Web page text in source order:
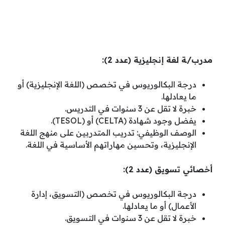
مدرب/ـة لغة إنجليزية (عدد 2):
درجة البكالوريوس في تخصص (اللغة الإنجليزية) أو
ما يعادلها.
خبرة لا تقل عن 3 سنوات في التدريس.
يفضل وجود شهادة (CELTA) أو (TESOL).
الوصف الوظيفي: تدريب المتدربين على منهج اللغة
الإنجليزية، وتحسين مهاراتهم الأساسية في اللغة.
أخصائي تسويق (عدد 2):
درجة البكالوريوس في تخصص (التسويق، إدارة
الأعمال) أو ما يعادلها.
خبرة لا تقل عن 3 سنوات في التسويق.